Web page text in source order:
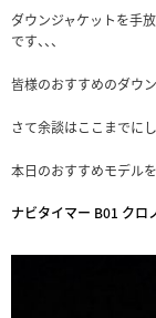
ダウンジャケットを手
です、、、
皆様のおすすめのダウ
さて余談はここまでにし
本日のおすすめモデル
ナビタイマー B01 クロ